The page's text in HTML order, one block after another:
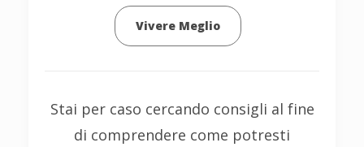
Vivere Meglio
Stai per caso cercando consigli al fine
di comprendere come potresti